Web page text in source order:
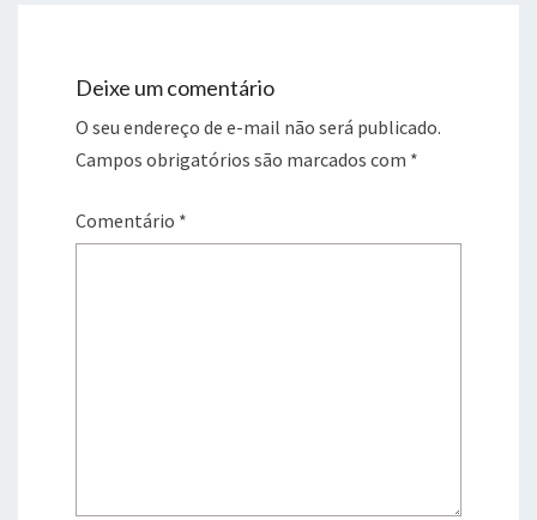
Deixe um comentário
O seu endereço de e-mail não será publicado.
Campos obrigatórios são marcados com *
Comentário *